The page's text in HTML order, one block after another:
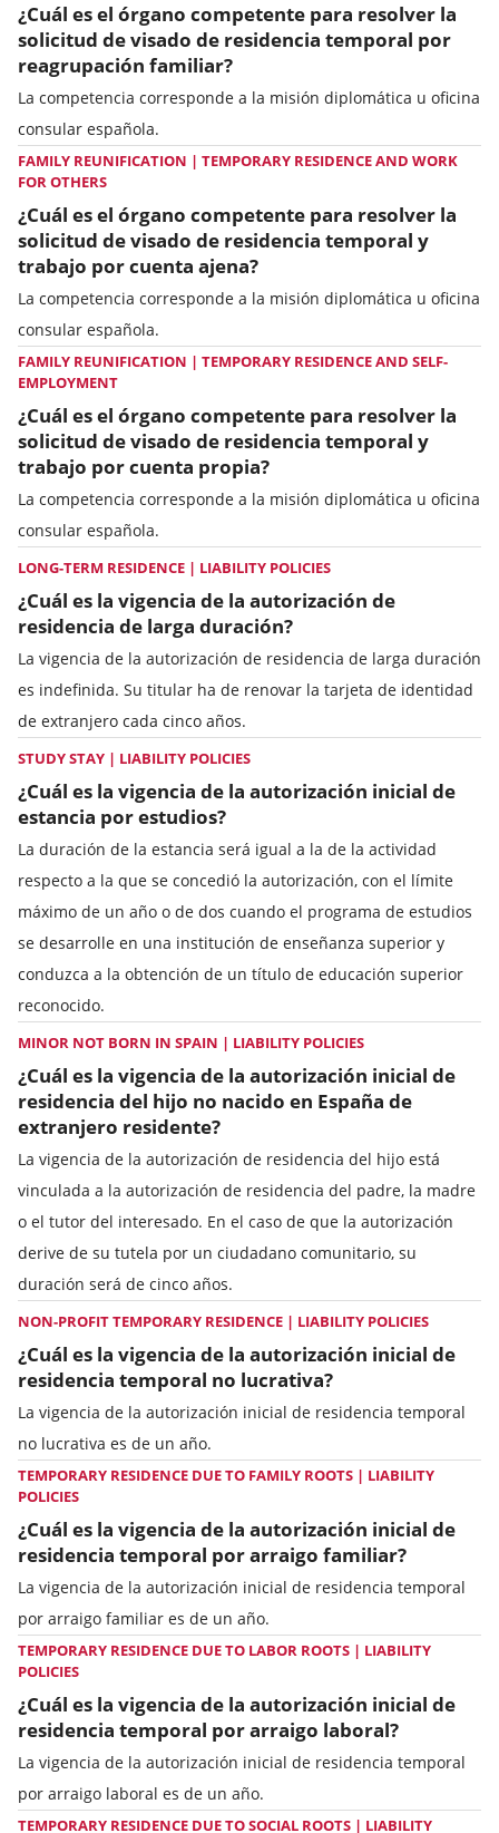
¿Cuál es el órgano competente para resolver la
solicitud de visado de residencia temporal por
reagrupación familiar?
La competencia corresponde a la misión diplomática u oficina
consular española.
FAMILY REUNIFICATION | TEMPORARY RESIDENCE AND WORK
FOR OTHERS
¿Cuál es el órgano competente para resolver la
solicitud de visado de residencia temporal y
trabajo por cuenta ajena?
La competencia corresponde a la misión diplomática u oficina
consular española.
FAMILY REUNIFICATION | TEMPORARY RESIDENCE AND SELF-
EMPLOYMENT
¿Cuál es el órgano competente para resolver la
solicitud de visado de residencia temporal y
trabajo por cuenta propia?
La competencia corresponde a la misión diplomática u oficina
consular española.
LONG-TERM RESIDENCE | LIABILITY POLICIES
¿Cuál es la vigencia de la autorización de
residencia de larga duración?
La vigencia de la autorización de residencia de larga duración
es indefinida. Su titular ha de renovar la tarjeta de identidad
de extranjero cada cinco años.
STUDY STAY | LIABILITY POLICIES
¿Cuál es la vigencia de la autorización inicial de
estancia por estudios?
La duración de la estancia será igual a la de la actividad
respecto a la que se concedió la autorización, con el límite
máximo de un año o de dos cuando el programa de estudios
se desarrolle en una institución de enseñanza superior y
conduzca a la obtención de un título de educación superior
reconocido.
MINOR NOT BORN IN SPAIN | LIABILITY POLICIES
¿Cuál es la vigencia de la autorización inicial de
residencia del hijo no nacido en España de
extranjero residente?
La vigencia de la autorización de residencia del hijo está
vinculada a la autorización de residencia del padre, la madre
o el tutor del interesado. En el caso de que la autorización
derive de su tutela por un ciudadano comunitario, su
duración será de cinco años.
NON-PROFIT TEMPORARY RESIDENCE | LIABILITY POLICIES
¿Cuál es la vigencia de la autorización inicial de
residencia temporal no lucrativa?
La vigencia de la autorización inicial de residencia temporal
no lucrativa es de un año.
TEMPORARY RESIDENCE DUE TO FAMILY ROOTS | LIABILITY
POLICIES
¿Cuál es la vigencia de la autorización inicial de
residencia temporal por arraigo familiar?
La vigencia de la autorización inicial de residencia temporal
por arraigo familiar es de un año.
TEMPORARY RESIDENCE DUE TO LABOR ROOTS | LIABILITY
POLICIES
¿Cuál es la vigencia de la autorización inicial de
residencia temporal por arraigo laboral?
La vigencia de la autorización inicial de residencia temporal
por arraigo laboral es de un año.
TEMPORARY RESIDENCE DUE TO SOCIAL ROOTS | LIABILITY